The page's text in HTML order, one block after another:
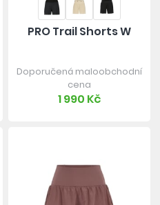
PRO Trail Shorts W
Doporučená maloobchodní
cena
1 990 Kč